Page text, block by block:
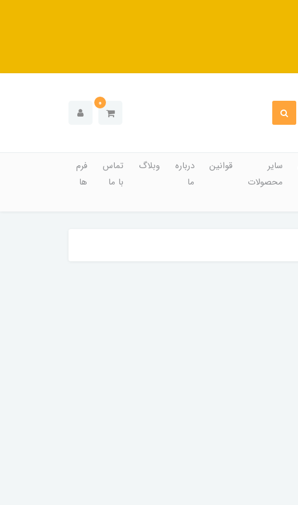
0
سایر
محصولات
قوانین
درباره
ما
وبلاگ
تماس
با ما
فرم
ها